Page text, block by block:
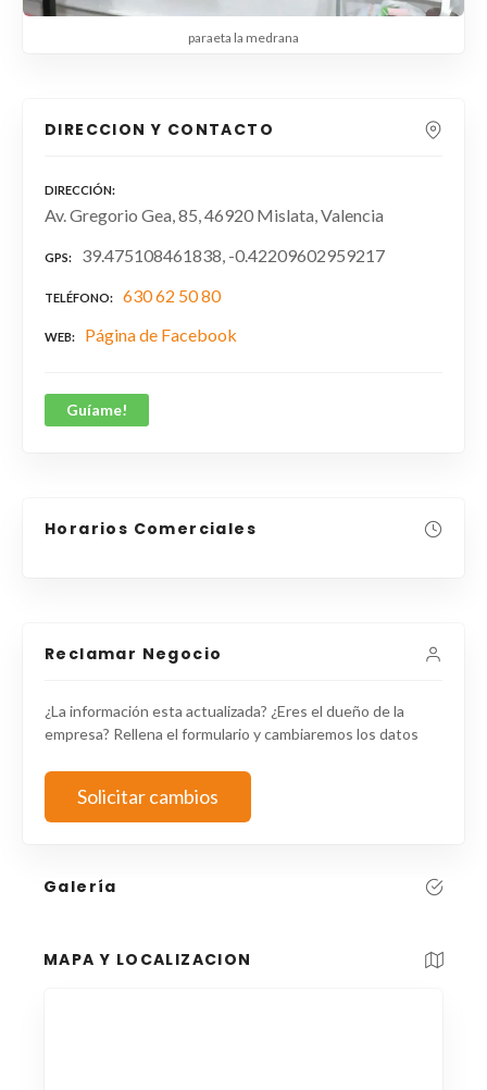
paraeta la medrana
DIRECCION Y CONTACTO
DIRECCIÓN
Av. Gregorio Gea, 85, 46920 Mislata, Valencia
GPS 39.475108461838, -0.42209602959217
TELÉFONO 630 62 50 80
WEB Página de Facebook
Guíame!
Horarios Comerciales
Reclamar Negocio
¿La información esta actualizada? ¿Eres el dueño de la
empresa? Rellena el formulario y cambiaremos los datos
Solicitar cambios
Galería
MAPA Y LOCALIZACION